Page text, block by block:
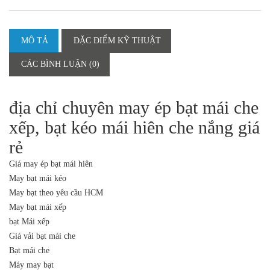
MÔ TẢ ĐẶC ĐIỂM KỸ THUẬT
CÁC BÌNH LUẬN (0)
địa chỉ chuyên may ép bạt mái che
xếp, bạt kéo mái hiên che nắng giá
rẻ
Giá may ép bạt mái hiên
May bạt mái kéo
May bạt theo yêu cầu HCM
May bạt mái xếp
bạt Mái xếp
Giá vải bạt mái che
Bạt mái che
Máy may bạt